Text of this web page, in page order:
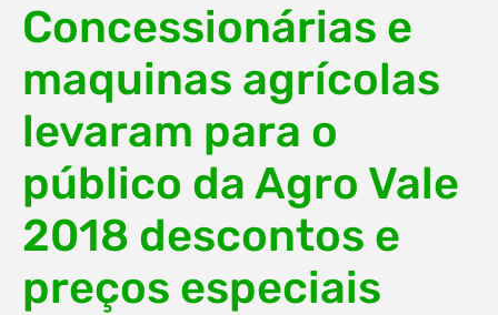
Concessionárias e
maquinas agrícolas
levaram para o
público da Agro Vale
2018 descontos e
preços especiais